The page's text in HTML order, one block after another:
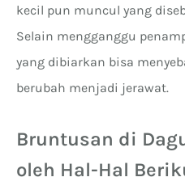
kecil pun muncul yang
Selain mengganggu
yang dibiarkan bisa
berubah menjadi jerawat.
Bruntusan di
oleh Hal-Hal